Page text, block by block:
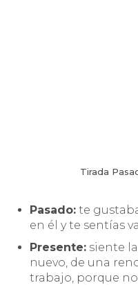
Tirada
Pasado: te
en él y te sentías
Presente: siente
nuevo, de una
trabajo, porque